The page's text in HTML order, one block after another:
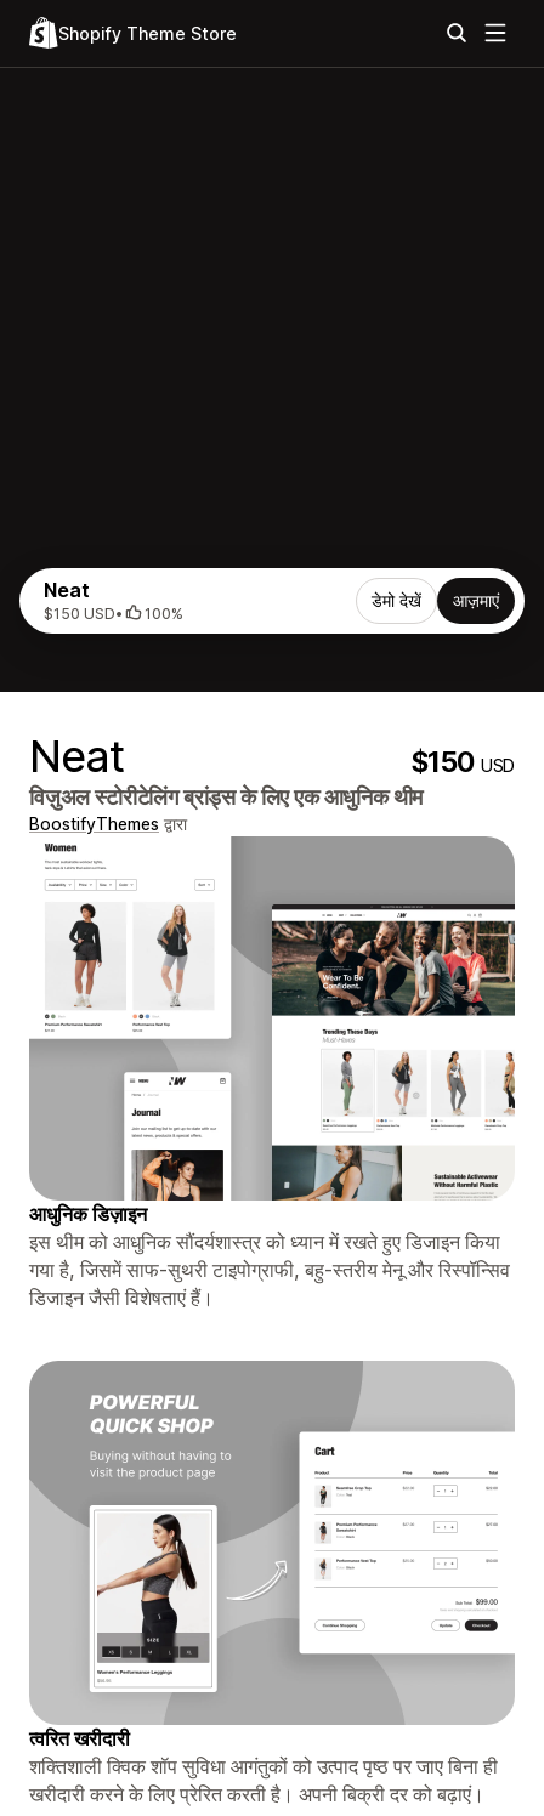
Shopify Theme Store
Neat
$150 USD• 100%
डेमो देखें आज़माएं
Neat $150USD
विज़ुअल स्टोरीटेलिंग ब्रांड्स के लिए एक आधुनिक थीम
BoostifyThemes द्वारा
आधुनिक डिज़ाइन
इस थीम को आधुनिक सौंदर्यशास्त्र को ध्यान में रखते हुए डिजाइन किया
गया है, जिसमें साफ-सुथरी टाइपोग्राफी, बहु-स्तरीय मेनू और रिस्पॉन्सिव
डिजाइन जैसी विशेषताएं हैं।
त्वरित खरीदारी
शक्तिशाली क्विक शॉप सुविधा आगंतुकों को उत्पाद पृष्ठ पर जाए बिना ही
खरीदारी करने के लिए प्रेरित करती है। अपनी बिक्री दर को बढ़ाएं।